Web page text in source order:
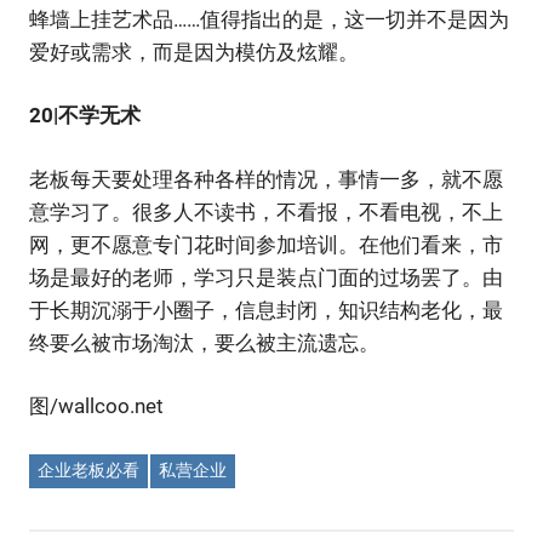
蜂墙上挂艺术品……值得指出的是，这一切并不是因为
爱好或需求，而是因为模仿及炫耀。
20|不学无术
老板每天要处理各种各样的情况，事情一多，就不愿
意学习了。很多人不读书，不看报，不看电视，不上
网，更不愿意专门花时间参加培训。在他们看来，市
场是最好的老师，学习只是装点门面的过场罢了。由
于长期沉溺于小圈子，信息封闭，知识结构老化，最
终要么被市场淘汰，要么被主流遗忘。
图/wallcoo.net
企业老板必看 私营企业